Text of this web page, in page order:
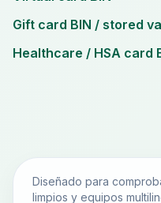
Gift card BIN / stored
Healthcare / HSA card
Diseñado para
limpios y equipos